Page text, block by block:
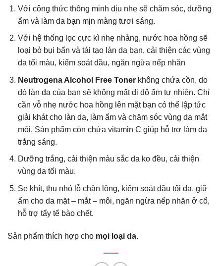
Với công thức thông minh dịu nhẹ sẽ chăm sóc, dưỡng
ẩm và làm da bạn mịn màng tươi sáng.
Với hệ thống lọc cực kì nhẹ nhàng, nước hoa hồng sẽ
loại bỏ bụi bẩn và tái tạo làn da bạn, cải thiện các vùng
da tối màu, kiểm soát dầu, ngăn ngừa nếp nhăn
Neutrogena Alcohol Free Tonerkhông chứa cồn, do
đó làn da của bạn sẽ không mất đi độ ẩm tự nhiên. Chỉ
cần vỗ nhẹ nước hoa hồng lên mặt bạn có thể lập tức
giải khát cho làn da, làm ẩm và chăm sóc vùng da mắt
môi. Sản phẩm còn chứa vitamin C giúp hỗ trợ làm da
trắng sáng.
Dưỡng trắng, cải thiện màu sắc da ko đều, cải thiện
vùng da tối màu.
Se khít, thu nhỏ lỗ chân lông, kiểm soát dầu tối đa, giữ
ẩm cho da mặt – mắt – môi, ngăn ngừa nếp nhăn ở cổ,
hỗ trợ tẩy tế bào chết.
Sản phẩm thích hợp cho mọi loại da.